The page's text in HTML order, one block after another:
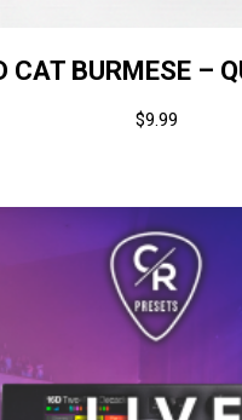
CAT BURMESE –
$9.99